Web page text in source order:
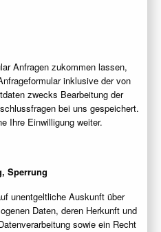
Anfragen zukommen lassen,
inklusive der von
zwecks Bearbeitung der
bei uns gespeichert.
Ihre Einwilligung weiter.
Sperrung
unentgeltliche Auskunft über
Daten, deren Herkunft und
sowie ein Recht